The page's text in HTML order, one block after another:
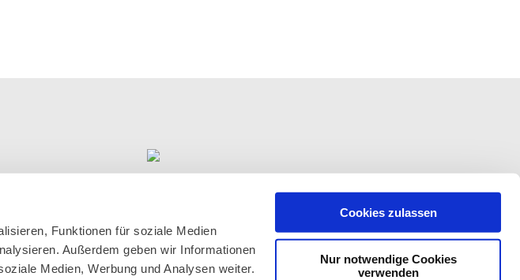
Funktionen für soziale Medien
Außerdem geben wir Informationen
Medien, Werbung und Analysen weiter.
Cookies zulassen
Nur notwendige Cookies
verwenden